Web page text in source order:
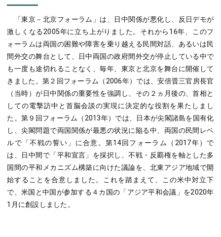
「東京－北京フォーラム」は、日中関係が悪化し、反日デモが
激しくなる2005年に立ち上がりました。それから16年、このフ
ォーラムは両国の困難や障害を乗り越える民間対話、あるいは民
間外交の舞台として、日中両国の政府間外交が停止している中で
も一度も途切れることなく、毎年、東京と北京を舞台に開催して
きました。第２回フォーラム（2006年）では、安倍晋三官房長官
（当時）が日中関係の重要性を強調し、その２ヵ月後の、首相と
しての電撃訪中と首脳会談の実現に決定的な役割を果たしまし
た。第９回フォーラム（2013年）では、日本が尖閣諸島を国有化
し、尖閣問題で両国関係が最悪の状況に陥る中、両国の民間レベ
ルで「不戦の誓い」に合意。第14回フォーラム（2017年）で
は、日中間で「平和宣言」を採択し、不戦・反覇権を軸とした多
国間の平和メカニズム構築に向けた議論を、北東アジア地域で開
始することを合意しました。これを踏まえて、この米中対立下
で、米国と中国が参加する４カ国の「アジア平和会議」を2020年
1月に創設しました。